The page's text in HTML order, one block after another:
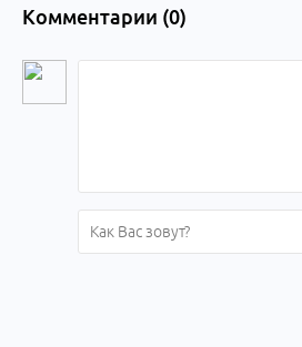
Комментарии (0)